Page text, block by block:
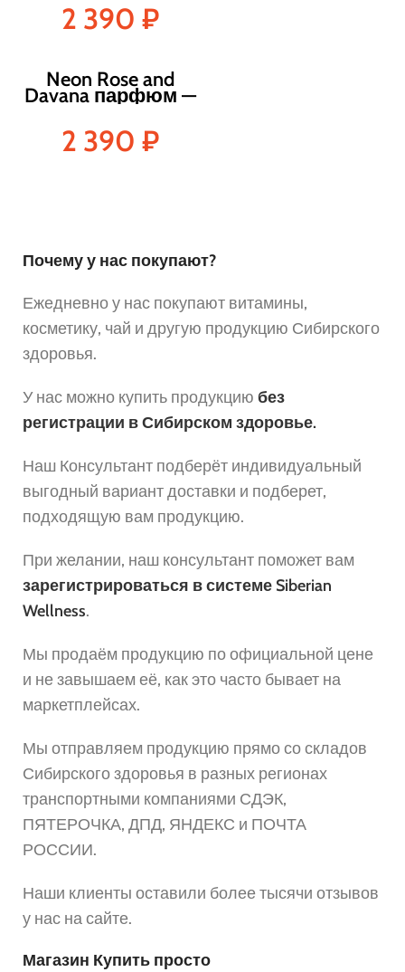
2 390 ₽
Neon Rose and
Davana парфюм —
50 мл
2 390 ₽
Почему у нас покупают?
Ежедневно у нас покупают витамины,
косметику, чай и другую продукцию Сибирского
здоровья.
У нас можно купить продукцию без
регистрации в Сибирском здоровье.
Наш Консультант подберёт индивидуальный
выгодный вариант доставки и подберет,
подходящую вам продукцию.
При желании, наш консультант поможет вам
зарегистрироваться в системе Siberian
Wellness.
Мы продаём продукцию по официальной цене
и не завышаем её, как это часто бывает на
маркетплейсах.
Мы отправляем продукцию прямо со складов
Сибирского здоровья в разных регионах
транспортными компаниями СДЭК,
ПЯТЕРОЧКА, ДПД, ЯНДЕКС и ПОЧТА
РОССИИ.
Наши клиенты оставили более тысячи отзывов
у нас на сайте.
Магазин Купить просто